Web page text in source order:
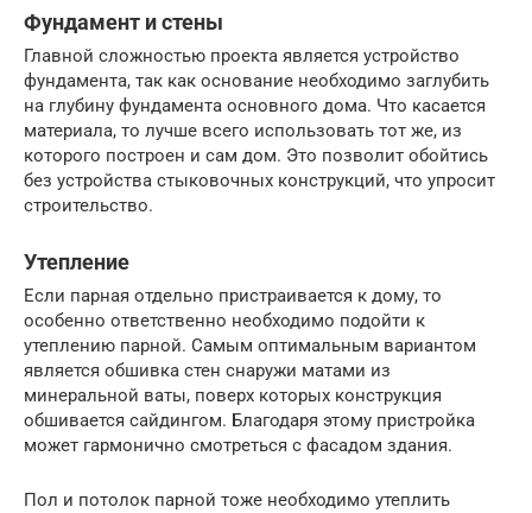
Фундамент и стены
Главной сложностью проекта является устройство
фундамента, так как основание необходимо заглубить
на глубину фундамента основного дома. Что касается
материала, то лучше всего использовать тот же, из
которого построен и сам дом. Это позволит обойтись
без устройства стыковочных конструкций, что упросит
строительство.
Утепление
Если парная отдельно пристраивается к дому, то
особенно ответственно необходимо подойти к
утеплению парной. Самым оптимальным вариантом
является обшивка стен снаружи матами из
минеральной ваты, поверх которых конструкция
обшивается сайдингом. Благодаря этому пристройка
может гармонично смотреться с фасадом здания.
Пол и потолок парной тоже необходимо утеплить